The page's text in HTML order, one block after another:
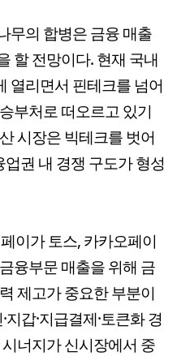
무의 합병은 금융 매출
할 전망이다. 현재 국내
열리면서 핀테크를 넘어
부처로 떠오르고 있기
시장은 빅테크를 벗어
업권 내 경쟁 구도가 형성
이가 토스, 카카오페이
융부문 매출을 위해 금
제고가 중요한 부분이
갑·지급결제·토큰화 경
너지가 신시장에서 중